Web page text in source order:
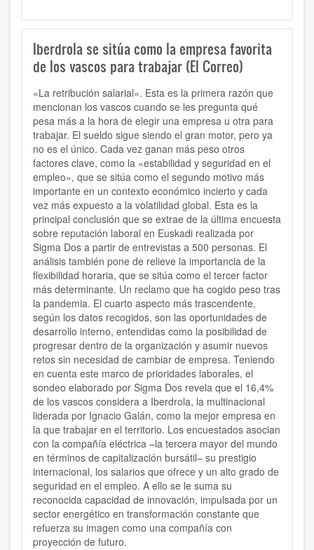
Iberdrola se sitúa como la empresa favorita
de los vascos para trabajar (El Correo)
«La retribución salarial». Esta es la primera razón que
mencionan los vascos cuando se les pregunta qué
pesa más a la hora de elegir una empresa u otra para
trabajar. El sueldo sigue siendo el gran motor, pero ya
no es el único. Cada vez ganan más peso otros
factores clave, como la «estabilidad y seguridad en el
empleo», que se sitúa como el segundo motivo más
importante en un contexto económico incierto y cada
vez más expuesto a la volatilidad global. Esta es la
principal conclusión que se extrae de la última encuesta
sobre reputación laboral en Euskadi realizada por
Sigma Dos a partir de entrevistas a 500 personas. El
análisis también pone de relieve la importancia de la
flexibilidad horaria, que se sitúa como el tercer factor
más determinante. Un reclamo que ha cogido peso tras
la pandemia. El cuarto aspecto más trascendente,
según los datos recogidos, son las oportunidades de
desarrollo interno, entendidas como la posibilidad de
progresar dentro de la organización y asumir nuevos
retos sin necesidad de cambiar de empresa. Teniendo
en cuenta este marco de prioridades laborales, el
sondeo elaborado por Sigma Dos revela que el 16,4%
de los vascos considera a Iberdrola, la multinacional
liderada por Ignacio Galán, como la mejor empresa en
la que trabajar en el territorio. Los encuestados asocian
con la compañía eléctrica –la tercera mayor del mundo
en términos de capitalización bursátil– su prestigio
internacional, los salarios que ofrece y un alto grado de
seguridad en el empleo. A ello se le suma su
reconocida capacidad de innovación, impulsada por un
sector energético en transformación constante que
refuerza su imagen como una compañía con
proyección de futuro.